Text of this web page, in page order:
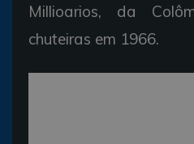
Millioarios, da
chuteiras em 1966.